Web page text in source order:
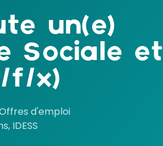
un(e)
Sociale et
f/x)
d'emploi
, IDESS